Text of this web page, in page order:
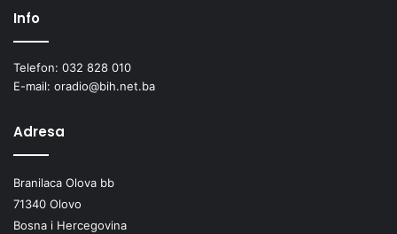
Info
Telefon: 032 828 010
E-mail: oradio@bih.net.ba
Adresa
Branilaca Olova bb
71340 Olovo
Bosna i Hercegovina